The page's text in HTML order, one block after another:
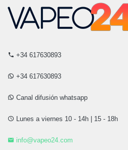
+34 617630893
+34 617630893
Canal difusión whatsapp
Lunes a viernes 10 - 14h | 15 - 18h
info@vapeo24.com